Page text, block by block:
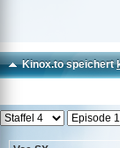
Kinox.to speichert